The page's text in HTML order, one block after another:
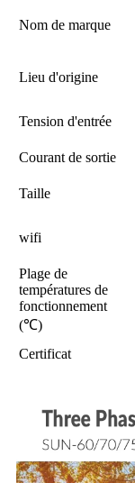
Nom de marque
Lieu d'origine
Tension d'entrée
Courant de sortie
Taille
wifi
Plage de
températures de
fonctionnement
(℃)
Certificat